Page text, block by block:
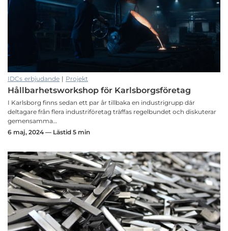
IDCs erbjudande | Projekt
Hållbarhetsworkshop för Karlsborgsföretag
I Karlsborg finns sedan ett par år tillbaka en industrigrupp där
deltagare från flera industriföretag träffas regelbundet och diskuterar
gemensamma…
6 maj, 2024 — Lästid 5 min